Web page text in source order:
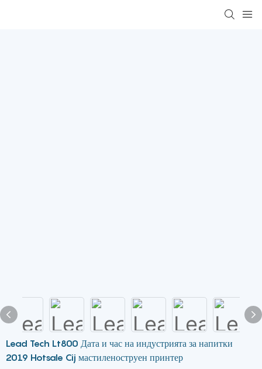
Lead Tech Lt800 Дата и час на индустрията за напитки
2019 Hotsale Cij мастиленоструен принтер